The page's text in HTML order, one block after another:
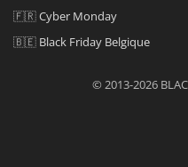
🇫🇷Cyber Monday
🇧🇪 Black Friday Belgique
© 2013-2026